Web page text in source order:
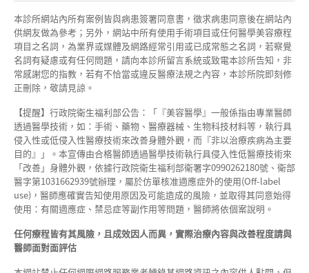
本診所網站內所有案例皆與病患簽署同意書，徵求病患同意後在網站內
供網友做為參考；另外，網站中所有使用手術項目或任何醫學美容療程
項目之名詞，為業界或媒體及網路經常引用或已成常態之名詞，若察覺
名詞有疑慮或有任何問題，請向本診所留言系統或致電本診所告知，非
常感謝您的指教，若有不恰當或違反醫療法規之內容，本診所院即刻修
正刪除，敬請見諒。
【提醒】行政院衛生福利部公告：「『美容醫學』一般係指由專業醫師
透過醫學技術，如：手術、藥物、醫療器械、生物科技材料等，執行具
侵入性或低侵入性醫療技術來改善身體外觀，而『非以治療疾病為主要
目的』」。本宣傳由合格醫師透過醫學技術執行具侵入性低醫療技術來
「改善」身體外觀，依據行政院衛生福利部衛署字0990262180號、衛部
醫字第1031662939號辦理，屬於仿單核准適應症外的使用(Off-label
use)，醫師應確實告知使用原因及可能造成的風險，並取得其同意始得
使用：有關適應症、禁忌症等副作用等問題，醫師將依個案說明。
任何療程皆有其風險，且成效因人而異，實際治療內容與改善程度請與
醫師面對面評估